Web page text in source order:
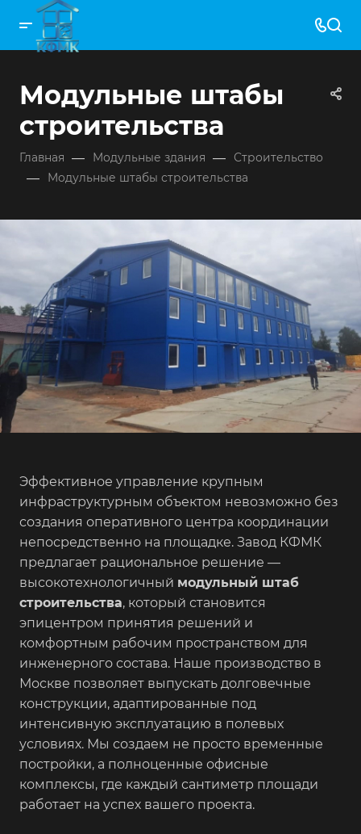
Модульные штабы
строительства
Главная — Модульные здания — Строительство
— Модульные штабы строительства
Эффективное управление крупным
инфраструктурным объектом невозможно без
создания оперативного центра координации
непосредственно на площадке. Завод КФМК
предлагает рациональное решение —
высокотехнологичный модульный штаб
строительства, который становится
эпицентром принятия решений и
комфортным рабочим пространством для
инженерного состава. Наше производство в
Москве позволяет выпускать долговечные
конструкции, адаптированные под
интенсивную эксплуатацию в полевых
условиях. Мы создаем не просто временные
постройки, а полноценные офисные
комплексы, где каждый сантиметр площади
работает на успех вашего проекта.